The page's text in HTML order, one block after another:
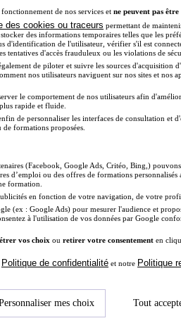
Diplomeo !
fonctionnement de nos services et ne peuvent pas être
des cookies ou traceurs permettant de
des informations temporaires telles que les
d'identification de l'utilisateur, vérifier s'il est
tentatives d'accès frauduleux ou les violations de
de piloter et suivre les sources d'acquisition
nos utilisateurs naviguent sur nos sites et nos
le comportement de nos utilisateurs afin
rapide et fluide.
de personnaliser les interfaces de consultation et
formations proposées.
(Facebook, Google Ads, Critéo, Bing,)
d’emploi ou des offres de formations
formation.
en fonction de votre navigation, de votre
(ex : Google Ads) pour mesurer l'audience et
à l'utilisation de vos données par Google
vos choix ou retirer votre consentement en
Politique de confidentialité et notre Politique
mes choix Tout